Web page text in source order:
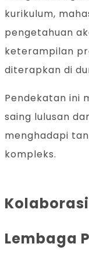
kurikulum,
pengetahuan
keterampilan
diterapkan di
Pendekatan ini
saing lulusan
menghadapi
kompleks.
Lembaga